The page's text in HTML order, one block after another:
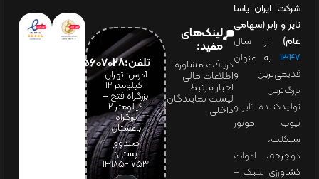
شرکت ایران یاسا
تایر و رابر (سهامی
عام) از سال
۱۳۴۷ به عنوان
قدیمی‌ترین و
بزرگ‌ترین
تولیدکننده تایر و
تیوب موتور
سیکلت،
دوچرخه، ادوات
کشاورزی سبک –
لینک‌های
مفید:
دریافت مشاوره
اطلاعات مالی
اخبار مرتبط
لیست نمایندگان
داخلی
تلفن:65607028(021)
آدرس: تهران
-کیلومتر 12
بزرگراه فتح –
کیلومتر ۲
بزرگراه
باغستان
صندوق
پستی:
1753-13185